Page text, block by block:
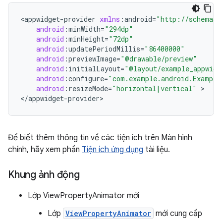
<appwidget-provider xmlns :android="http://
android :minWidth="294dp"
android :minHeight="72dp"
android :updatePeriodMillis="86400000"
android :previewImage="@drawable/preview"
android : initialLayout="@layout/
android :configure=
android : resizeMode="horizontal|vertical"
>
</appwidget-provider>
Để biết thêm thông tin về các tiện ích trên Màn hình
chính, hãy xem phần Tiện ích ứng dụng tài liệu.
Khung ảnh động
Lớp ViewPropertyAnimator mới
Lớp ViewPropertyAnimator mới cung cấp